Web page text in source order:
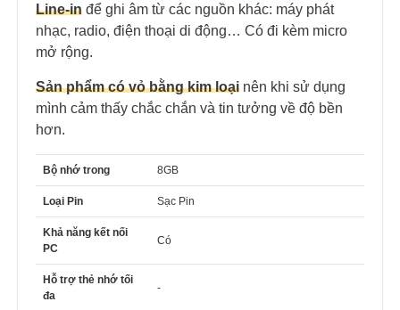
Line-in để ghi âm từ các nguồn khác: máy phát
nhạc, radio, điện thoại di động… Có đi kèm micro
mở rộng.
Sản phẩm có vỏ bằng kim loại nên khi sử dụng
mình cảm thấy chắc chắn và tin tưởng về độ bền
hơn.
Bộ nhớ trong 8GB
Loại Pin Sạc Pin
Khả năng kết nối
PC
Có
Hỗ trợ thẻ nhớ tối
đa
-